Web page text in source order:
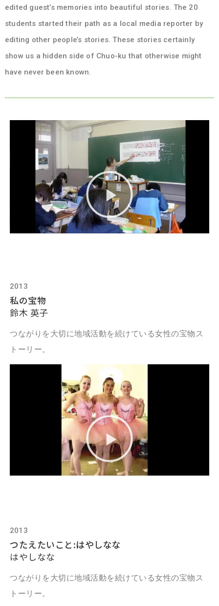
edited guest’s memories into beautiful stories. The 20
students started their path as a local media reporter by
editing other people’s stories. These stories certainly
show us a hidden side of Chuo-ku that otherwise might
have never been known.
2013
私の宝物
鈴木 英子
つながりを大切に地域活動を続けている女性の宝物ス
トーリー。
2013
つたえたいこと:はやしなな
はやしなな
つながりを大切に地域活動を続けている女性の宝物ス
トーリー。